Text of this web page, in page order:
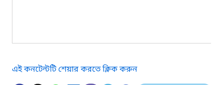
এই কনটেন্টটি শেয়ার করতে ক্লিক করুন